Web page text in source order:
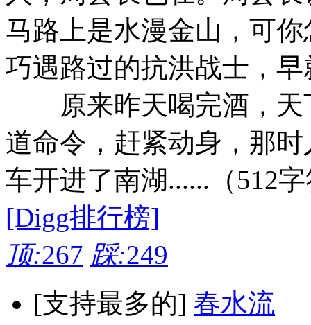
马路上是水漫金山，可
巧遇路过的抗洪战士，
原来昨天喝完酒，天
道命令，赶紧动身，那
车开进了南湖......（512
[Digg排行榜]
顶:267 踩:249
[支持最多的] 春水流